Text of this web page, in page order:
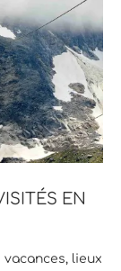
EN
vacances, lieux